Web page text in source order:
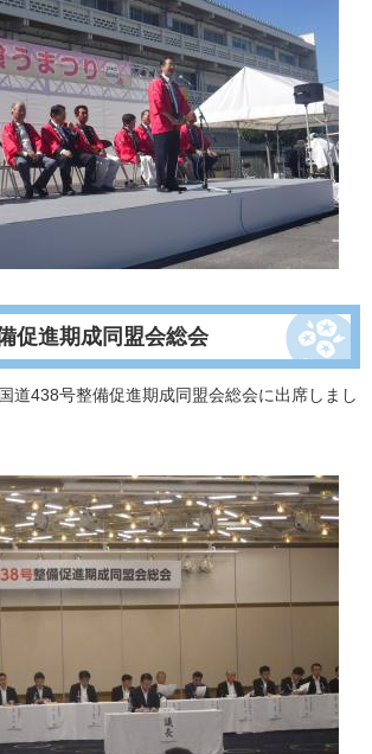
促進期成同盟会総会
道438号整備促進期成同盟会総会に出席しまし